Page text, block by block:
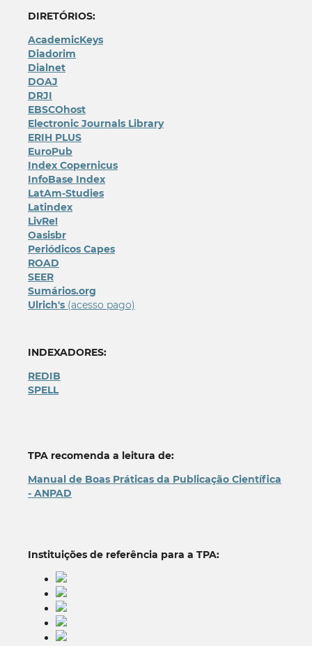
DIRETÓRIOS:
AcademicKeys
Diadorim
Dialnet
DOAJ
DRJI
EBSCOhost
Electronic Journals Library
ERIH PLUS
EuroPub
Index Copernicus
InfoBase Index
LatAm-Studies
Latindex
LivRe!
Oasisbr
Periódicos Capes
ROAD
SEER
Sumários.org
Ulrich's(acesso pago)
INDEXADORES:
REDIB
SPELL
TPA recomenda a leitura de:
Manual de Boas Práticas da Publicação Científica
- ANPAD
Instituições de referência para a TPA: